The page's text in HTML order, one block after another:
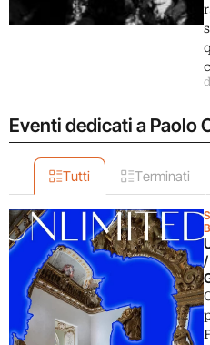
Eventi dedicati a Paolo
Tutti Terminati
/